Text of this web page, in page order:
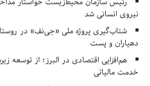
نیروی انسانی شد
شتاب‌گیری پروژه ملی «جی‌نف» در
دهیاران و پست
هم‌افزایی اقتصادی در البرز؛ از توسعه
خدمت مالیاتی